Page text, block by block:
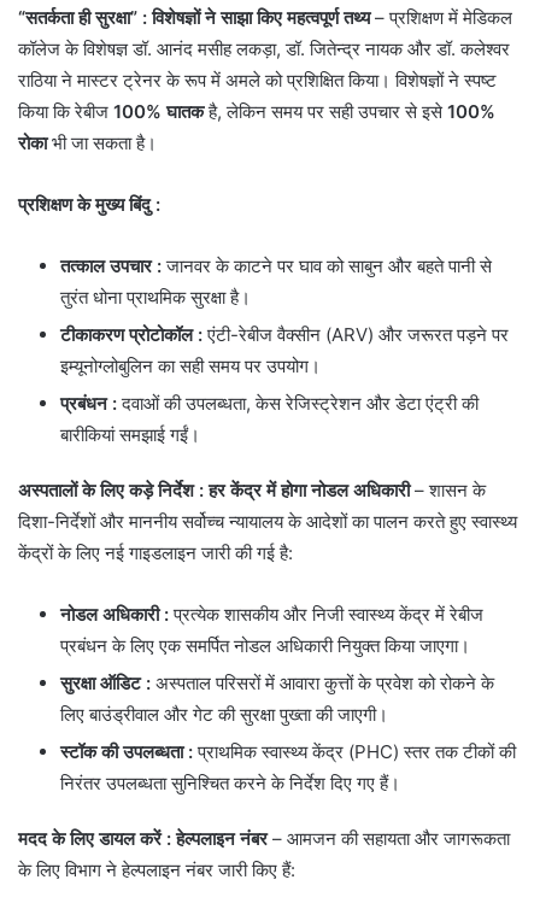
“सतर्कता ही सुरक्षा” : विशेषज्ञों ने साझा किए महत्वपूर्ण तथ्य– प्रशिक्षण में मेडिकल
कॉलेज के विशेषज्ञ डॉ. आनंद मसीह लकड़ा, डॉ. जितेन्द्र नायक और डॉ. कलेश्वर
राठिया ने मास्टर ट्रेनर के रूप में अमले को प्रशिक्षित किया। विशेषज्ञों ने स्पष्ट
किया कि रेबीज 100% घातकहै, लेकिन समय पर सही उपचार से इसे100%
रोकाभी जा सकता है।
प्रशिक्षण के मुख्य बिंदु :
तत्काल उपचार :जानवर के काटने पर घाव को साबुन और बहते पानी से
तुरंत धोना प्राथमिक सुरक्षा है।
टीकाकरण प्रोटोकॉल :एंटी-रेबीज वैक्सीन (ARV) और जरूरत पड़ने पर
इम्यूनोग्लोबुलिन का सही समय पर उपयोग।
प्रबंधन :दवाओं की उपलब्धता, केस रेजिस्ट्रेशन और डेटा एंट्री की
बारीकियां समझाई गईं।
अस्पतालों के लिए कड़े निर्देश : हर केंद्र में होगा नोडल अधिकारी– ​शासन के
दिशा-निर्देशों और माननीय सर्वोच्च न्यायालय के आदेशों का पालन करते हुए स्वास्थ्य
केंद्रों के लिए नई गाइडलाइन जारी की गई है:
नोडल अधिकारी :प्रत्येक शासकीय और निजी स्वास्थ्य केंद्र में रेबीज
प्रबंधन के लिए एक समर्पित नोडल अधिकारी नियुक्त किया जाएगा।
सुरक्षा ऑडिट : अस्पताल परिसरों में आवारा कुत्तों के प्रवेश को रोकने के
लिए बाउंड्रीवाल और गेट की सुरक्षा पुख्ता की जाएगी।
स्टॉक की उपलब्धता :प्राथमिक स्वास्थ्य केंद्र (PHC) स्तर तक टीकों की
निरंतर उपलब्धता सुनिश्चित करने के निर्देश दिए गए हैं।
मदद के लिए डायल करें : हेल्पलाइन नंबर– आमजन की सहायता और जागरूकता
के लिए विभाग ने हेल्पलाइन नंबर जारी किए हैं: